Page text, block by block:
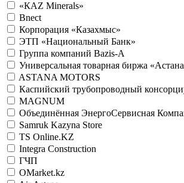
«КАZ Minerals»
Bnect
Корпорация «Казахмыс»
ЭТП «Национальный Банк»
Группа компаний Bazis-A
Универсальная товарная биржа
ASTANA MOTORS
Каспийский трубопроводный
MAGNUM
Объединённая ЭнергоСервисная
Samruk Kazyna Store
TS Online.KZ
Integra Construction
ГЧП
OMarket.kz